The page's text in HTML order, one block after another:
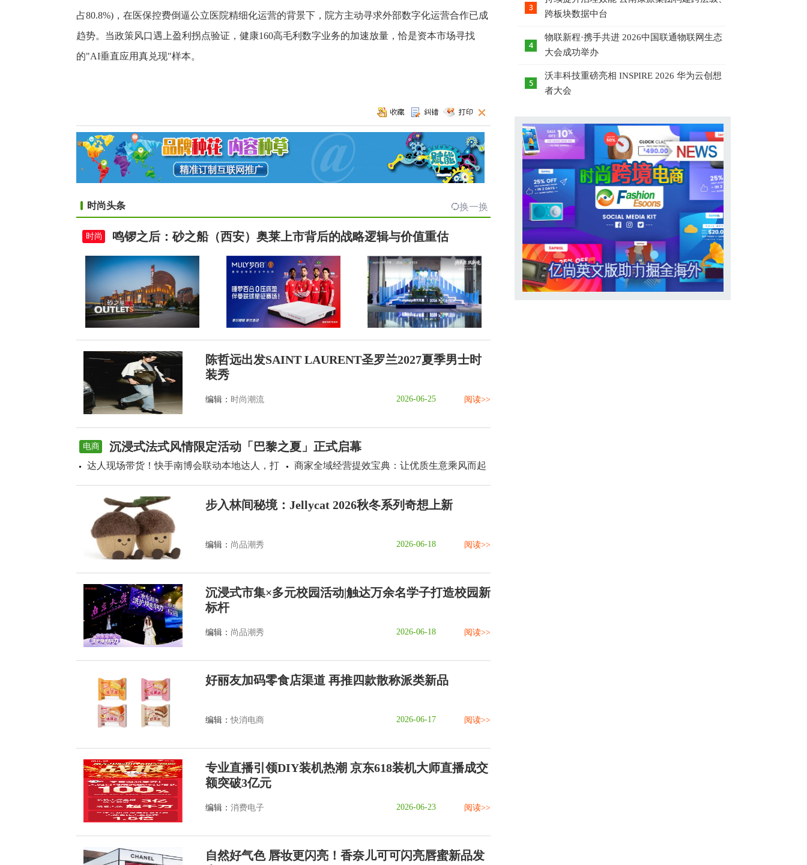
占80.8%)，在医保控费倒逼公立医院精细化运营的背景下，院方主动寻求外部数字化运营合作已成
趋势。当政策风口遇上盈利拐点验证，健康160高毛利数字业务的加速放量，恰是资本市场寻找
的"AI垂直应用真兑现"样本。
时尚头条 换一换
时尚 鸣锣之后：砂之船（西安）奥莱上市背后的战略逻辑与价值重估
陈哲远出发SAINT LAURENT圣罗兰2027夏季男士时
装秀
编辑： 时尚潮流 2026-06-25 阅读>>
电商 沉浸式法式风情限定活动「巴黎之夏」正式启幕
达人现场带货！快手南博会联动本地达人，打 商家全域经营提效宝典：让优质生意乘风而起
步入林间秘境：Jellycat 2026秋冬系列奇想上新
编辑： 尚品潮秀 2026-06-18 阅读>>
沉浸式市集×多元校园活动|触达万余名学子打造校园新
标杆
编辑： 尚品潮秀 2026-06-18 阅读>>
好丽友加码零食店渠道 再推四款散称派类新品
编辑：快消电商 2026-06-17 阅读>>
专业直播引领DIY装机热潮 京东618装机大师直播成交
额突破3亿元
编辑： 消费电子 2026-06-23 阅读>>
自然好气色 唇妆更闪亮！香奈儿可可闪亮唇蜜新品发
跨板块数据中台
物联新程·携手共进 2026中国联通物联网生态
大会成功举办
沃丰科技重磅亮相 INSPIRE 2026 华为云创想
者大会